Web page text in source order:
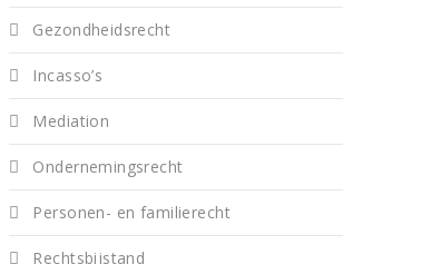
Gezondheidsrecht
Incasso’s
Mediation
Ondernemingsrecht
Personen- en familierecht
Rechtsbijstand